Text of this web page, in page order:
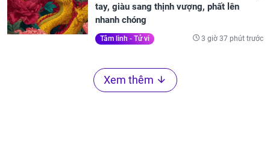
tay, giàu sang thịnh vượng, phất lên
nhanh chóng
Tâm linh - Tử vi 3 giờ 37 phút trước
Xem thêm